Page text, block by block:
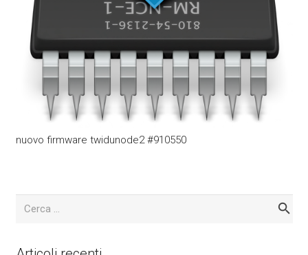
nuovo firmware twidunode2 #910550
Ricerca